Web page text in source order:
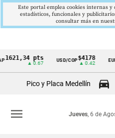
Cintillo
Colombia
pts USD/COP$4178
▲ 0.42
EUR/COP
Pico y Placa Medellín
Jueves, 6 de
menu
Este portal emplea cookies internas y
estadísticos, funcionales y
consultar más en